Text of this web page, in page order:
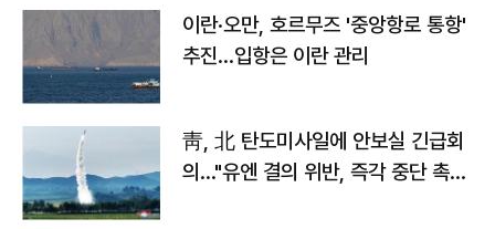
이란·오만, 호르무즈 '중앙항로 통항'
추진…입항은 이란 관리
靑, 北 탄도미사일에 안보실 긴급회
의…"유엔 결의 위반, 즉각 중단 촉